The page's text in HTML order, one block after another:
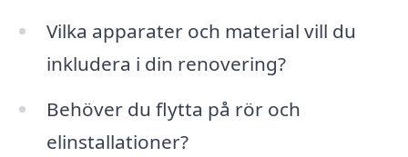
Vilka apparater och material vill du
inkludera i din renovering?
Behöver du flytta på rör och
elinstallationer?